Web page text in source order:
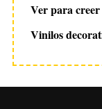
Ver para creer
Vinilos